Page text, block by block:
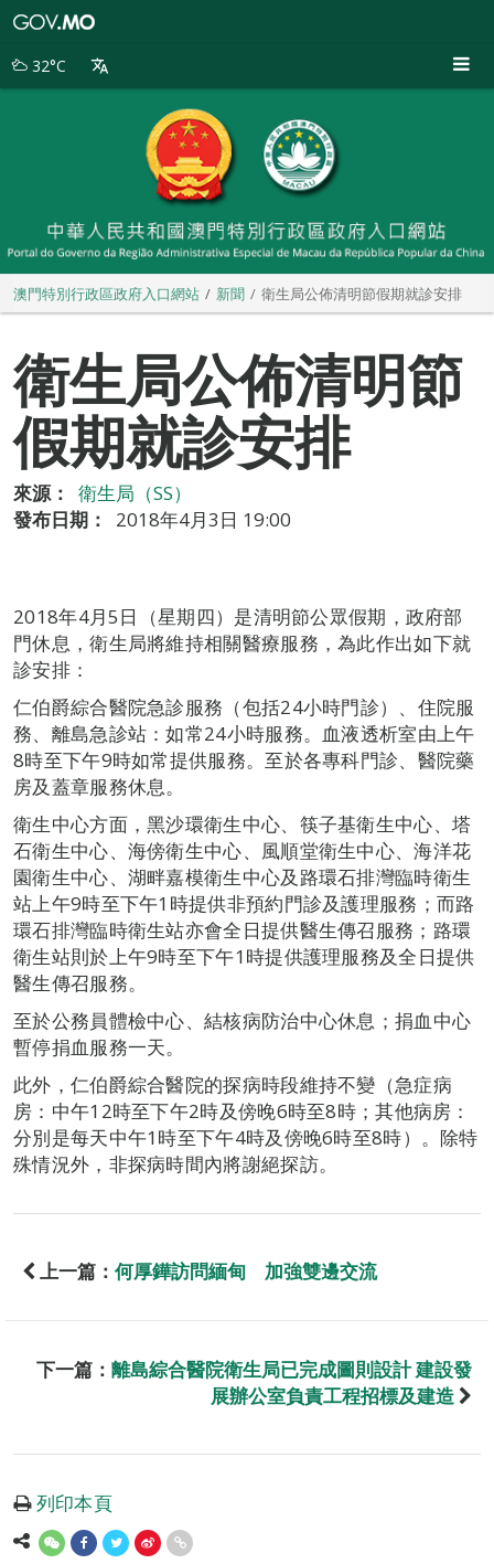
別
32°C
澳門特別行政區政府入口網站 新聞 衛生局公佈清明節假期就診安排
衛生局公佈清明節
假期就診安排
來源：
衛生局（SS）
發布日期：
2018年4月3日 19:00
2018年4月5日（星期四）是清明節公眾假期，政府部
門休息，衛生局將維持相關醫療服務，為此作出如下就
診安排：
仁伯爵綜合醫院急診服務（包括24小時門診）、住院服
務、離島急診站：如常24小時服務。血液透析室由上午
8時至下午9時如常提供服務。至於各專科門診、醫院藥
房及蓋章服務休息。
衛生中心方面，黑沙環衛生中心、筷子基衛生中心、塔
石衛生中心、海傍衛生中心、風順堂衛生中心、海洋花
園衛生中心、湖畔嘉模衛生中心及路環石排灣臨時衛生
站上午9時至下午1時提供非預約門診及護理服務；而路
環石排灣臨時衛生站亦會全日提供醫生傳召服務；路環
衛生站則於上午9時至下午1時提供護理服務及全日提供
醫生傳召服務。
至於公務員體檢中心、結核病防治中心休息；捐血中心
暫停捐血服務一天。
此外，仁伯爵綜合醫院的探病時段維持不變（急症病
房：中午12時至下午2時及傍晚6時至8時；其他病房：
分別是每天中午1時至下午4時及傍晚6時至8時）。除特
殊情況外，非探病時間內將謝絕探訪。
上一篇： 何厚鏵訪問緬甸 加強雙邊交流
下一篇： 離島綜合醫院衛生局已完成圖則設計 建設發
展辦公室負責工程招標及建造
列印本頁